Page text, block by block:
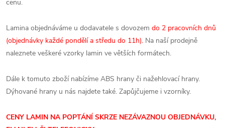
cenu.
Lamina objednáváme u dodavatele s dovozem do 2 pracovních dnů
(objednávky každé pondělí a středu do 11h). Na naší prodejně
naleznete veškeré vzorky lamin ve větších formátech.
Dále k tomuto zboží nabízíme ABS hrany či nažehlovací hrany.
Dýhované hrany u nás najdete také. Zapůjčujeme i vzorníky.
CENY LAMIN NA POPTÁNÍ SKRZE NEZÁVAZNOU OBJEDNÁVKU,